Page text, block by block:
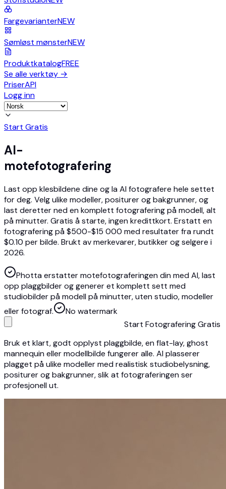
FargevarianterNEW
Sømløst mønsterNEW
ProduktkatalogFREE
Se alle verktøy →
PriserAPI
Logg inn
Start Gratis
AI-
motefotografering
Last opp klesbildene dine og la AI fotografere hele settet
for deg. Velg ulike modeller, positurer og bakgrunner, og
last deretter ned en komplett fotografering på modell, alt
på minutter. Gratis å starte, ingen kredittkort. Erstatt en
fotografering på $500-$15 000 med resultater fra rundt
$0.10 per bilde. Brukt av merkevarer, butikker og selgere i
2026.
Photta erstatter motefotograferingen din med AI, last
opp plaggbilder og generer et komplett sett med
studiobilder på modell på minutter, uten studio, modeller
eller fotograf.
No watermark
Start Fotografering Gratis
Bruk et klart, godt opplyst plaggbilde, en flat-lay, ghost
mannequin eller modellbilde fungerer alle. AI plasserer
plagget på ulike modeller med realistisk studiobelysning,
positurer og bakgrunner, slik at fotograferingen ser
profesjonell ut.